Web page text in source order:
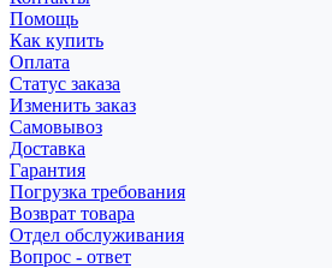
Помощь
Как купить
Оплата
Статус заказа
Изменить заказ
Самовывоз
Доставка
Гарантия
Погрузка требования
Возврат товара
Отдел обслуживания
Вопрос - ответ